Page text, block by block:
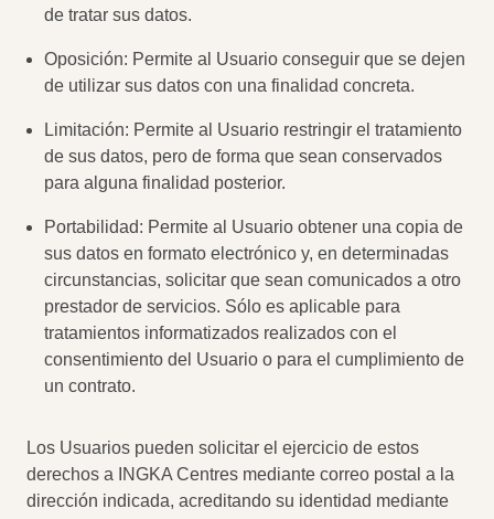
de tratar sus datos.
Oposición: Permite al Usuario conseguir que se dejen
de utilizar sus datos con una finalidad concreta.
Limitación: Permite al Usuario restringir el tratamiento
de sus datos, pero de forma que sean conservados
para alguna finalidad posterior.
Portabilidad: Permite al Usuario obtener una copia de
sus datos en formato electrónico y, en determinadas
circunstancias, solicitar que sean comunicados a otro
prestador de servicios. Sólo es aplicable para
tratamientos informatizados realizados con el
consentimiento del Usuario o para el cumplimiento de
un contrato.
Los Usuarios pueden solicitar el ejercicio de estos
derechos a INGKA Centres mediante correo postal a la
dirección indicada, acreditando su identidad mediante